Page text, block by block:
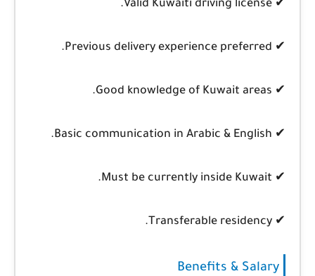
✔ Valid Kuwaiti driving license.
✔ Previous delivery experience preferred.
✔ Good knowledge of Kuwait areas.
✔ Basic communication in Arabic & English.
✔ Must be currently inside Kuwait.
✔ Transferable residency.
Benefits & Salary